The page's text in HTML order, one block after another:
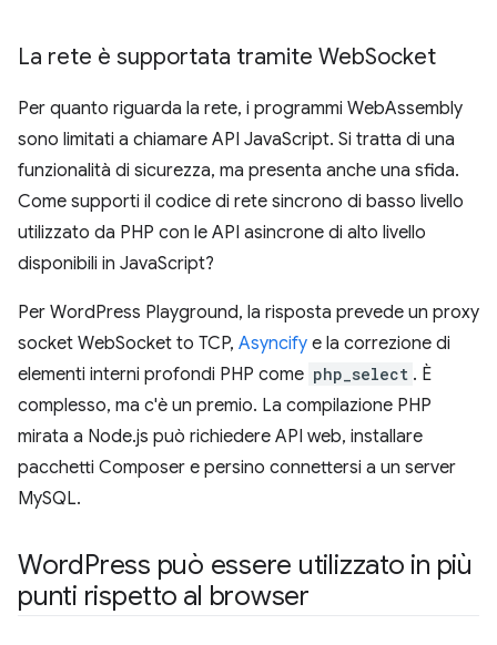
La rete è supportata tramite WebSocket
Per quanto riguarda la rete, i programmi WebAssembly
sono limitati a chiamare API JavaScript. Si tratta di una
funzionalità di sicurezza, ma presenta anche una sfida.
Come supporti il codice di rete sincrono di basso livello
utilizzato da PHP con le API asincrone di alto livello
disponibili in JavaScript?
Per WordPress Playground, la risposta prevede un proxy
socket WebSocket to TCP, Asyncify e la correzione di
elementi interni profondi PHP come php_select . È
complesso, ma c'è un premio. La compilazione PHP
mirata a Node.js può richiedere API web, installare
pacchetti Composer e persino connettersi a un server
MySQL.
WordPress può essere utilizzato in più
punti rispetto al browser